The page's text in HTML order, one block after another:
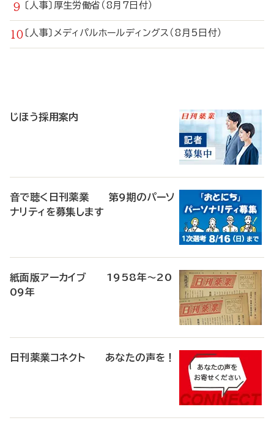
〔人事〕厚生労働省（8月7日付）
〔人事〕メディパルホールディングス（8月5日付）
じほう採用案内
音で聴く日刊薬業 第9期のパーソ
ナリティを募集します
紙面版アーカイブ 1958年～20
09年
日刊薬業コネクト あなたの声を！